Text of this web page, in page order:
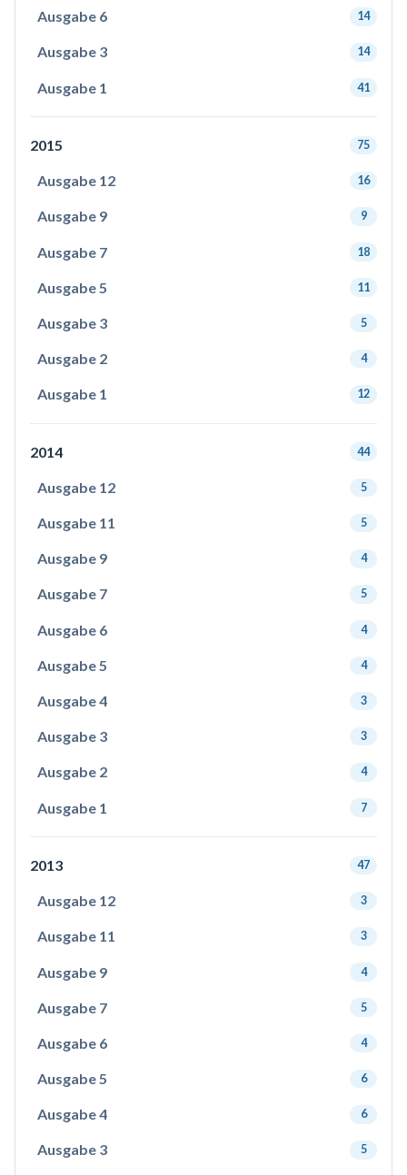
Ausgabe 6 14
Ausgabe 3 14
Ausgabe 1 41
2015 75
Ausgabe 12 16
Ausgabe 9 9
Ausgabe 7 18
Ausgabe 5 11
Ausgabe 3 5
Ausgabe 2 4
Ausgabe 1 12
2014 44
Ausgabe 12 5
Ausgabe 11 5
Ausgabe 9 4
Ausgabe 7 5
Ausgabe 6 4
Ausgabe 5 4
Ausgabe 4 3
Ausgabe 3 3
Ausgabe 2 4
Ausgabe 1 7
2013 47
Ausgabe 12 3
Ausgabe 11 3
Ausgabe 9 4
Ausgabe 7 5
Ausgabe 6 4
Ausgabe 5 6
Ausgabe 4 6
Ausgabe 3 5